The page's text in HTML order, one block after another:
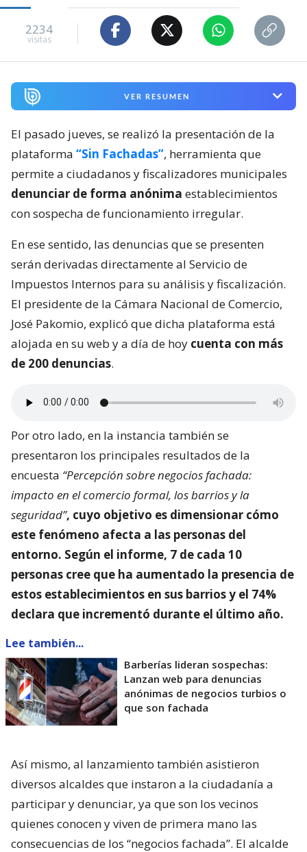
2234
visitas
VER RESUMEN
El pasado jueves, se realizó la presentación de la
plataforma “Sin Fachadas”, herramienta que
permite a ciudadanos y fiscalizadores municipales
denunciar de forma anónima establecimientos
con sospecha de funcionamiento irregular.
En ese sentido, las denuncias que se presenten
serán derivadas directamente al Servicio de
Impuestos Internos para su análisis y fiscalización.
El presidente de la Cámara Nacional de Comercio,
José Pakomio, explicó que dicha plataforma está
alojada en su web y a día de hoy cuenta con más
de 200 denuncias.
Por otro lado, en la instancia también se
presentaron los principales resultados de la
encuesta “Percepción sobre negocios fachada:
impacto en el comercio formal, los barrios y la
seguridad”, cuyo objetivo es dimensionar cómo
este fenómeno afecta a las personas del
entorno. Según el informe, 7 de cada 10
personas cree que ha aumentado la presencia de
estos establecimientos en sus barrios y el 74%
declara que incrementó durante el último año.
Lee también...
Barberías lideran sospechas:
Lanzan web para denuncias
anónimas de negocios turbios o
que son fachada
Así mismo, al lanzamiento también asistieron
diversos alcaldes que instaron a la ciudadanía a
participar y denunciar, ya que son los vecinos
quienes conocen y viven de primera mano las
consecuencias de los “negocios fachada”. El alcalde